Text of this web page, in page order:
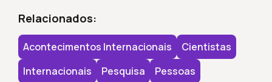
Relacionados:
Acontecimentos Internacionais
Cientistas
Internacionais
Pesquisa Pessoas